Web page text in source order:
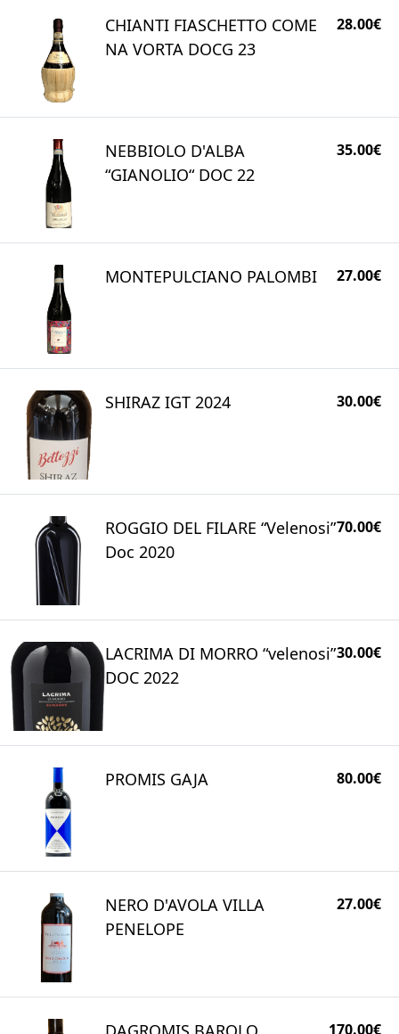
CHIANTI FIASCHETTO COME
NA VORTA DOCG 23
28.00€
NEBBIOLO D'ALBA
“GIANOLIO“ DOC 22
35.00€
MONTEPULCIANO PALOMBI 27.00€
SHIRAZ IGT 2024 30.00€
ROGGIO DEL FILARE “Velenosi”
Doc 2020
70.00€
LACRIMA DI MORRO “velenosi”
DOC 2022
30.00€
PROMIS GAJA 80.00€
NERO D'AVOLA VILLA
PENELOPE
27.00€
170.00€